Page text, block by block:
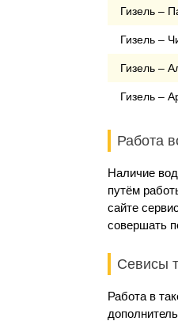
Гизель –
Гизель –
Гизель –
Гизель –
Работа
Наличие
путём
сайте
совершать
Севисы
Работа в